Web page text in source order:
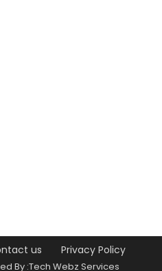
us Privacy Policy
By :Tech Webz Services